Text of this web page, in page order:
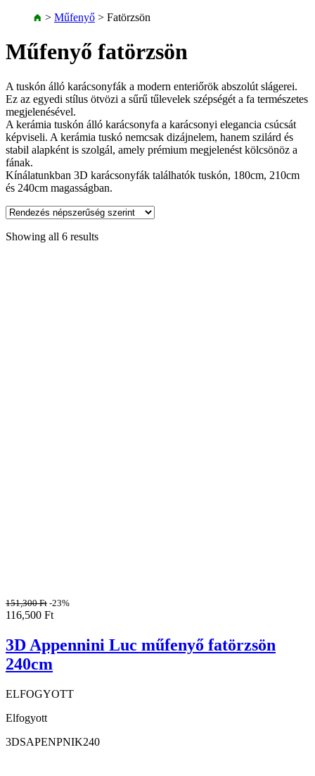
> Műfenyő > Fatörzsön
Műfenyő fatörzsön
A tuskón álló karácsonyfák a modern enteriőrök abszolút slágerei.
Ez az egyedi stílus ötvözi a sűrű tűlevelek szépségét a fa természetes
megjelenésével.
A kerámia tuskón álló karácsonyfa a karácsonyi elegancia csúcsát
képviseli. A kerámia tuskó nemcsak dizájnelem, hanem szilárd és
stabil alapként is szolgál, amely prémium megjelenést kölcsönöz a
fának.
Kínálatunkban 3D karácsonyfák találhatók tuskón, 180cm, 210cm
és 240cm magasságban.
Showing all 6 results
151,300Ft -23%
116,500 Ft
3D Appennini Luc műfenyő fatörzsön
240cm
ELFOGYOTT
Elfogyott
3DSAPENPNIK240